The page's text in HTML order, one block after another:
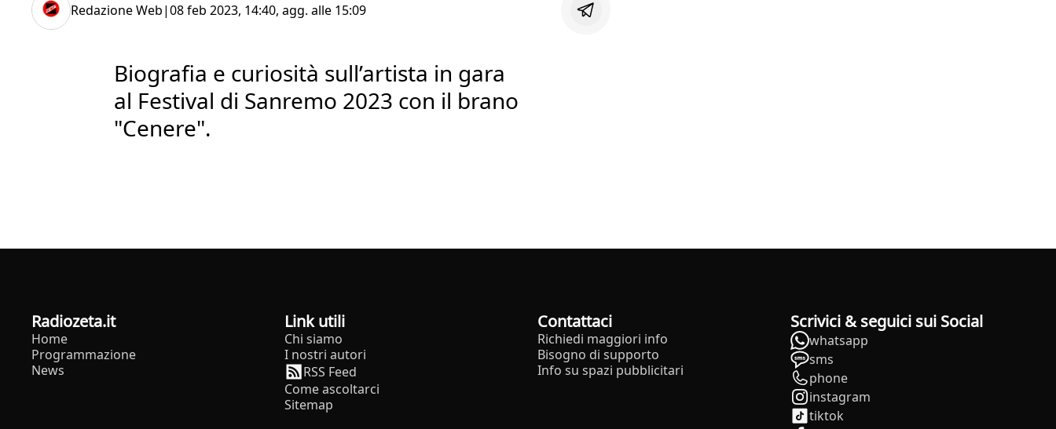
Redazione Web|08 feb 2023, 14:40, agg. alle 15:09
Biografia e curiosità sull’artista in gara
al Festival di Sanremo 2023 con il brano
"Cenere".
radiozeta.it
Home
Programmazione
News
Link utili
Chi siamo
I nostri autori
RSS Feed
Come ascoltarci
Sitemap
Contattaci
Richiedi maggiori info
Bisogno di supporto
Info su spazi pubblicitari
Scrivici & seguici sui Social
whatsapp
sms
phone
instagram
tiktok